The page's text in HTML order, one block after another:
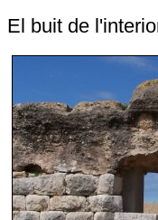
El buit de